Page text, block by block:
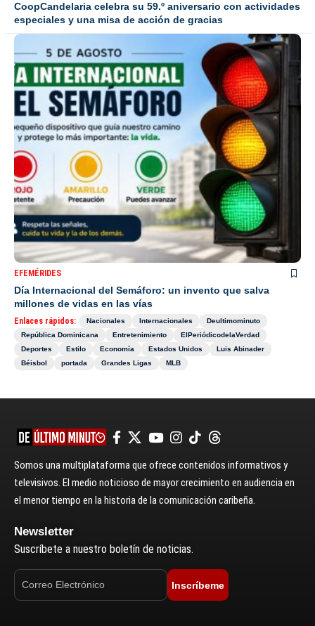
CoopCandelaria celebra su 59.º aniversario con actividades
especiales y una misa de acción de gracias
EFEMÉRIDES
Día Internacional del Semáforo: un invento que salva
millones de vidas en las vías
Enlaces rápidos: Nacionales Internacionales
Deultimominuto
República Dominicana
Entretenimiento
ElPeriódicodelaVerdad
Deportes
Estilo Economía Estados Unidos
Luis Abinader
Béisbol
portada Grandes Ligas MLB
Somos una multiplataforma que ofrece contenidos informativos y
televisivos. El medio noticioso de mayor crecimiento en audiencia en
el menor tiempo en la historia de la comunicación caribeña.
Newsletter
Suscríbete a nuestro boletín de noticias.
Inscríbeme